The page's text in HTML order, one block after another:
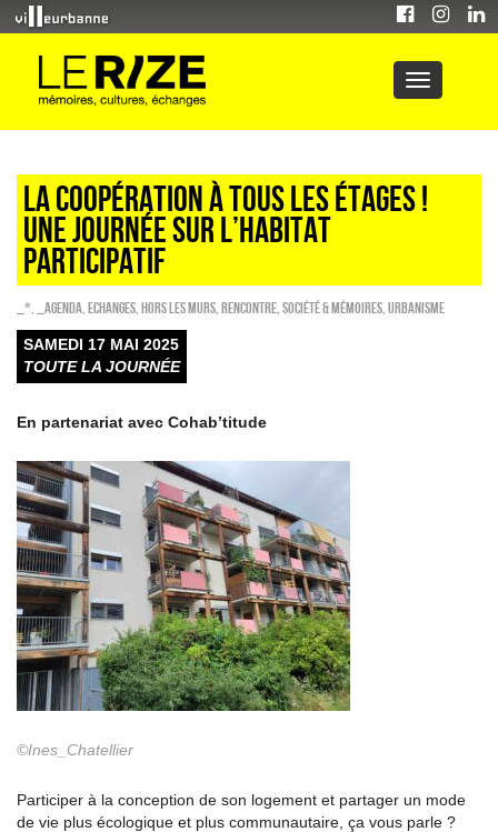
LA COOPÉRATION À TOUS LES ÉTAGES !
UNE JOURNÉE SUR L’HABITAT
PARTICIPATIF
_* _Agenda ECHANGES HORS LES MURS Rencontre Société & Mémoires Urbanisme
SAMEDI 17 MAI 2025
TOUTE LA JOURNÉE
En partenariat avec Cohab’titude
©Ines_Chatellier
Participer à la conception de son logement et partager un mode
de vie plus écologique et plus communautaire, ça vous parle ?